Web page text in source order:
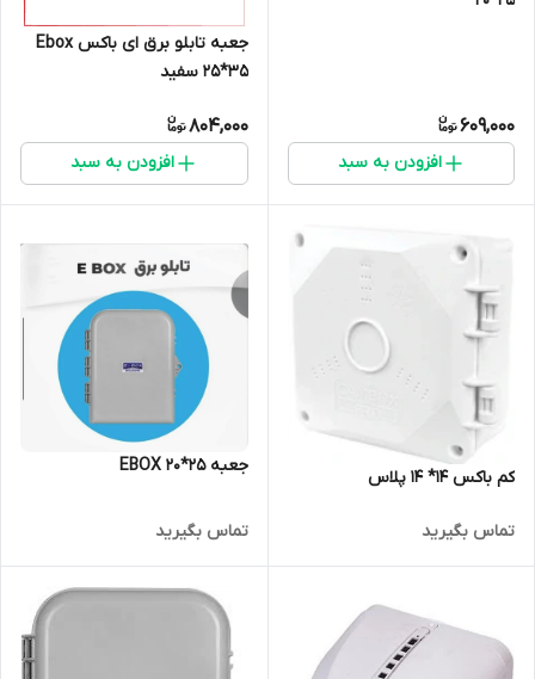
609,000
افزودن به سبد
جعبه تابلو برق ای باکس Ebox
25*35 سفید
804,000
افزودن به سبد
کم باکس 14* 14 پلاس
تماس بگیرید
جعبه EBOX 20*25
تماس بگیرید